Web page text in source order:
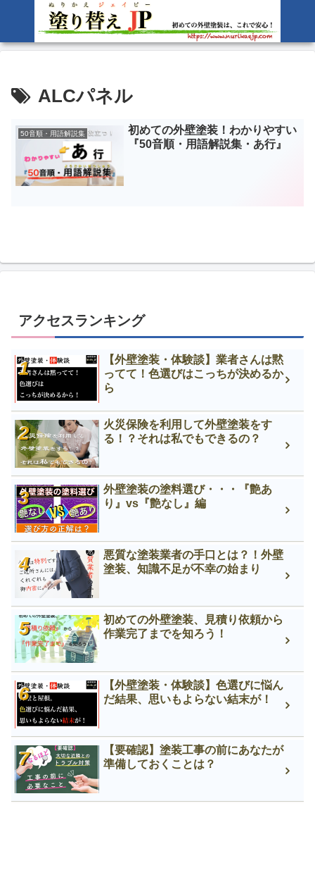
ALCパネル
50音順・用語解説集
初めての外壁塗装！わかりやすい
『50音順・用語解説集・あ行』
アクセスランキング
【外壁塗装・体験談】業者さんは黙
ってて！色選びはこっちが決めるか
ら
火災保険を利用して外壁塗装をす
る！？それは私でもできるの？
外壁塗装の塗料選び・・・『艶あ
り』vs『艶なし』編
悪質な塗装業者の手口とは？！外壁
塗装、知識不足が不幸の始まり
初めての外壁塗装、見積り依頼から
作業完了までを知ろう！
【外壁塗装・体験談】色選びに悩ん
だ結果、思いもよらない結末が！
【要確認】塗装工事の前にあなたが
準備しておくことは？